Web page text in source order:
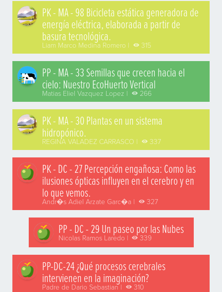
PK - MA - 98 Bicicleta estática generadora de
energía eléctrica, elaborada a partir de
basura tecnológica.
Liam Marco Medina Romero | 315
PP - MA - 33 Semillas que crecen hacia el
cielo: Nuestro EcoHuerto Vertical
Matias Eliel Vazquez Lopez | 266
PK - MA - 30 Plantas en un sistema
hidropónico.
REGINA VALADEZ CARRASCO | 337
PK - DC - 27 Percepción engañosa: Como las
ilusiones ópticas influyen en el cerebro y en
lo que vemos.
Andr�s Adiel Arzate Garc�a | 327
PP - DC - 29 Un paseo por las Nubes
Nicolas Ramos Laredo | 339
PP-DC-24 ¿Qué procesos cerebrales
intervienen en la imaginación?
Padre de Dario Sebastian | 310